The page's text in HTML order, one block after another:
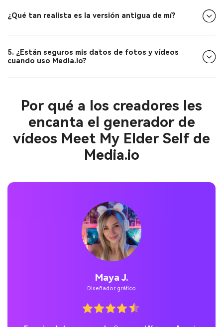
¿Qué tan realista es la versión antigua de mí?
5. ¿Están seguros mis datos de fotos y vídeos
cuando uso Media.io?
Por qué a los creadores les
encanta el generador de
vídeos Meet My Elder Self de
Media.io
Jordan Pass.
Usuarios temporales